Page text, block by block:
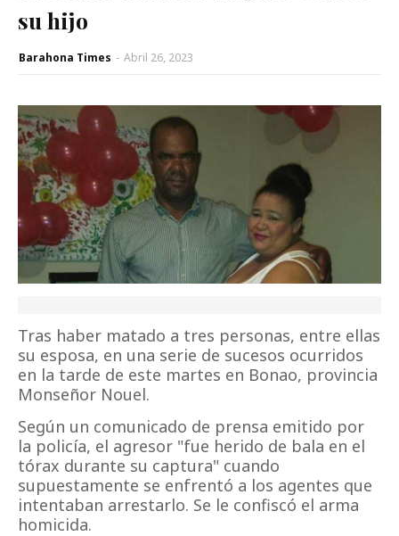
su hijo
Barahona Times - Abril 26, 2023
Tras haber matado a tres personas, entre ellas
su esposa, en una serie de sucesos ocurridos
en la tarde de este martes en Bonao, provincia
Monseñor Nouel.
Según un comunicado de prensa emitido por
la policía, el agresor "fue herido de bala en el
tórax durante su captura" cuando
supuestamente se enfrentó a los agentes que
intentaban arrestarlo. Se le confiscó el arma
homicida.